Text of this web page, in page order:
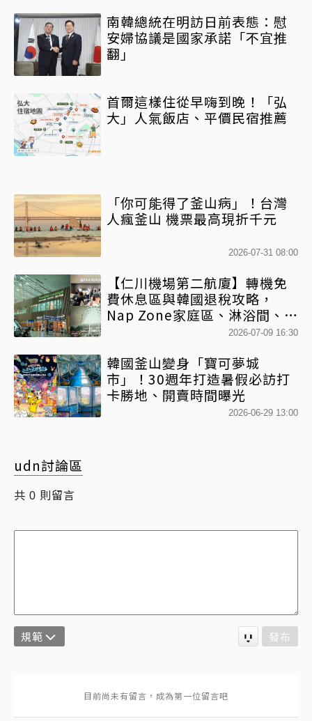
南韓總統在明訪日前表態：慰
安婦協議是國家承諾「不宜推
翻」
首爾這樣住從早嗨到晚！「弘
大」人氣飯店、平價民宿推薦
「你可能得了釜山病」！台灣
人瘋釜山 機票最高現折千元
2026-07-31 08:00
【仁川機場第二航廈】轉機免
費休息區與韓國退稅攻略，
Nap Zone家庭區、淋浴間、美
2026-07-09 16:30
韓國釜山變身「寶可夢城
市」！30週年打造暑假必訪打
卡勝地、開賣時間曝光
2026-06-29 13:00
udn討論區
共 0 則留言
規範 發布